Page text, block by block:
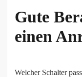
Gute
einen
Welcher Schalter